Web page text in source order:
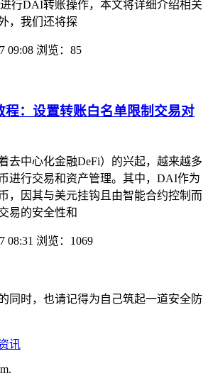
行DAI转账操作，本文将详细介绍相关
，我们还将探
09:08 浏览：85
：设置转账白名单限制交易对
去中心化金融DeFi）的兴起，越来越多
进行交易和资产管理。其中，DAI作为
，因其与美元挂钩且由智能合约控制而
易的安全性和
08:31 浏览：1069
同时，也请记得为自己筑起一道安全防
讯